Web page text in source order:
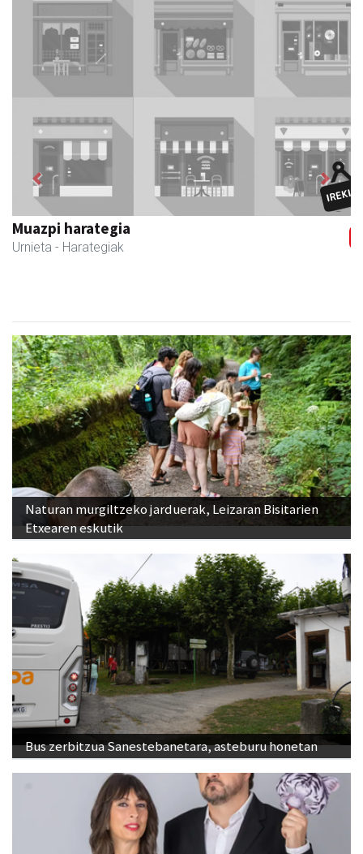
Muazpi harategia
Urnieta - Harategiak
Previous Next
Naturan murgiltzeko jarduerak, Leizaran Bisitarien
Etxearen eskutik
Bus zerbitzua Sanestebanetara, asteburu honetan